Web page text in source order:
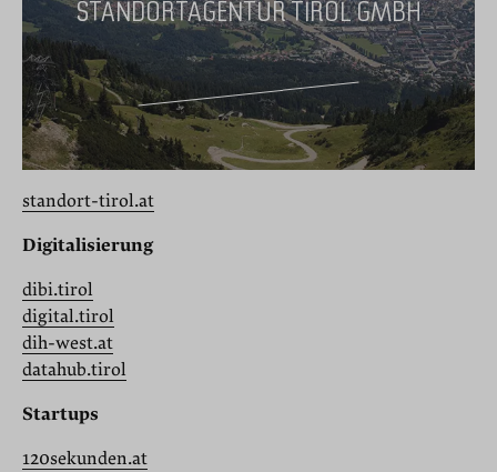
STANDORTAGENTUR TIROL GMBH
standort-tirol.at
Digitalisierung
dibi.tirol
digital.tirol
dih-west.at
datahub.tirol
Startups
120sekunden.at